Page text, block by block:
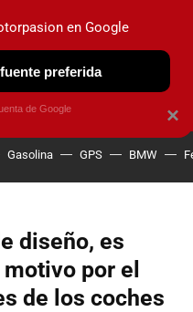
OBSERVATORIO
Gasolina GPS BMW
diseño, es
por el
de los coches
×
en Google
preferida
de Google